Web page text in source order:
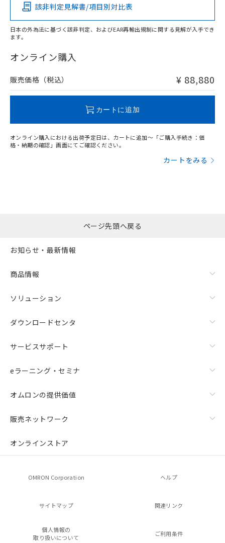
O
在庫等で未対応品が混在する可能性があります。
問い合わせください。
該非判定見解書/項目別対比表
日本の外為法に基づく該非判定、およびEAR再輸出規制に関する見解が入手でき
ます。
オンライン購入
販売価格（税込） ¥ 88,880
カートに追加
オンライン購入における出荷予定日は、カートに追加～「ご購入手続き：価
格・納期の確認」画面にてご確認ください。
カートをみる
ページ先頭へ戻る
お知らせ・最新情報
商品情報
ソリューション
ダウンロードセンタ
サービスサポート
eラーニング・セミナ
オムロンの提供価値
販売ネットワーク
オンラインストア
OMRON Corporation ヘルプ
サイトマップ 関連リンク
個人情報の
取り扱いについて
ご利用条件